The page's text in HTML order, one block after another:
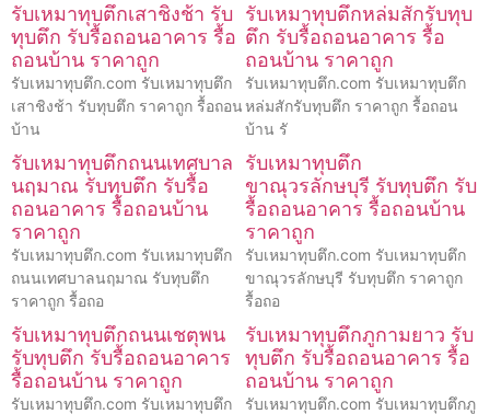
รับเหมาทุบตึกเสาชิงช้า รับ
ทุบตึก รับรื้อถอนอาคาร รื้อ
ถอนบ้าน ราคาถูก
รับเหมาทุบตึก.com รับเหมาทุบตึก
เสาชิงช้า รับทุบตึก ราคาถูก รื้อถอน
บ้าน
รับเหมาทุบตึกหล่มสักรับทุบ
ตึก รับรื้อถอนอาคาร รื้อ
ถอนบ้าน ราคาถูก
รับเหมาทุบตึก.com รับเหมาทุบตึก
หล่มสักรับทุบตึก ราคาถูก รื้อถอน
บ้าน รั
รับเหมาทุบตึกถนนเทศบาล
นฤมาณ รับทุบตึก รับรื้อ
ถอนอาคาร รื้อถอนบ้าน
ราคาถูก
รับเหมาทุบตึก.com รับเหมาทุบตึก
ถนนเทศบาลนฤมาณ รับทุบตึก
ราคาถูก รื้อถอ
รับเหมาทุบตึก
ขาณุวรลักษบุรี รับทุบตึก รับ
รื้อถอนอาคาร รื้อถอนบ้าน
ราคาถูก
รับเหมาทุบตึก.com รับเหมาทุบตึก
ขาณุวรลักษบุรี รับทุบตึก ราคาถูก
รื้อถอ
รับเหมาทุบตึกถนนเชตุพน
รับทุบตึก รับรื้อถอนอาคาร
รื้อถอนบ้าน ราคาถูก
รับเหมาทุบตึก.com รับเหมาทุบตึก
รับเหมาทุบตึกภูกามยาว รับ
ทุบตึก รับรื้อถอนอาคาร รื้อ
ถอนบ้าน ราคาถูก
รับเหมาทุบตึก.com รับเหมาทุบตึกภู